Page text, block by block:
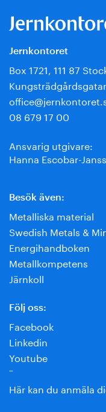
Jernkontoret
Box 1721, 111 87
08 679 17 00
Ansvarig utgivare:
Hanna Escobar-
Besök även:
Metalliska material
Swedish Metals &
Energihandboken
Metallkompetens
Järnkoll
Följ oss:
Facebook
Linkedin
Youtube
¨
Här kan du anmäla